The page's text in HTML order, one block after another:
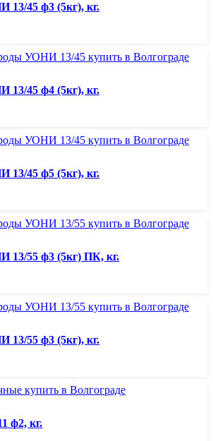
13/45 ф3 (5кг), кг.
13/45 ф4 (5кг), кг.
13/45 ф5 (5кг), кг.
13/55 ф3 (5кг) ПК, кг.
13/55 ф3 (5кг), кг.
ф2, кг.